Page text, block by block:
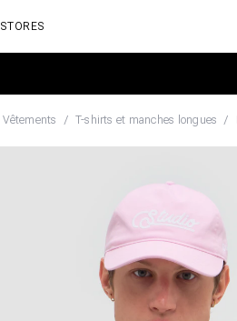
STORES
Vêtements T-shirts et manches longues